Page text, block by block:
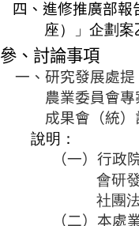
四、進修推廣部報
座）」企劃案
參、討論事項
一、研究發展處
農業委員會
成果會（統
說明：
（一）行政
會研
社團
（二） 本處